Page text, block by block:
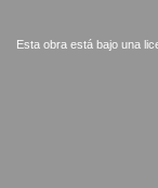
Esta obra está bajo una